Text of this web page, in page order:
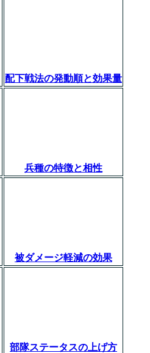
配下戦法の発動順と効果量
兵種の特徴と相性
被ダメージ軽減の効果
部隊ステータスの上げ方